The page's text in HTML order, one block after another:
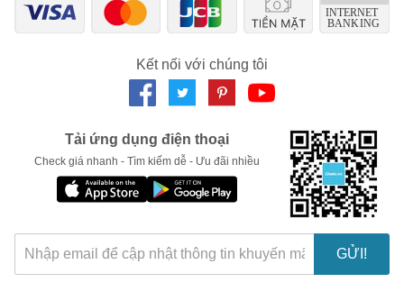
Kết nối với chúng tôi
Tải ứng dụng điện thoại
Check giá nhanh - Tìm kiếm dễ - Ưu đãi nhiều
GỬI!
Ngày hết hạn:
LẤY MÃ NGAY